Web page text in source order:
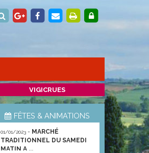
VIGICRUES
FÊTES & ANIMATIONS
01/01/2023- MARCHÉ
TRADITIONNEL DU SAMEDI
MATIN A ...